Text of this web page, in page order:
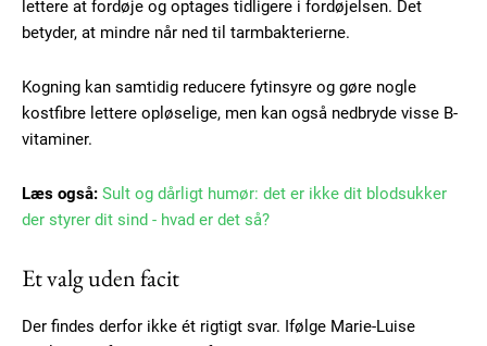
Subscription Plans
Gratis
Etiam est nibh, lobortis sit
lettere at fordøje og optages tidligere i fordøjelsen. Det
betyder, at mindre når ned til tarmbakterierne.
Kogning kan samtidig reducere fytinsyre og gøre nogle
kostfibre lettere opløselige, men kan også nedbryde visse B-
vitaminer.
Læs også: Sult og dårligt humør: det er ikke dit blodsukker
der styrer dit sind - hvad er det så?
Et valg uden facit
Der findes derfor ikke ét rigtigt svar. Ifølge Marie-Luise